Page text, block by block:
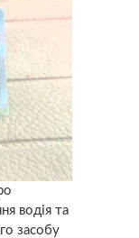
водія та
засобу